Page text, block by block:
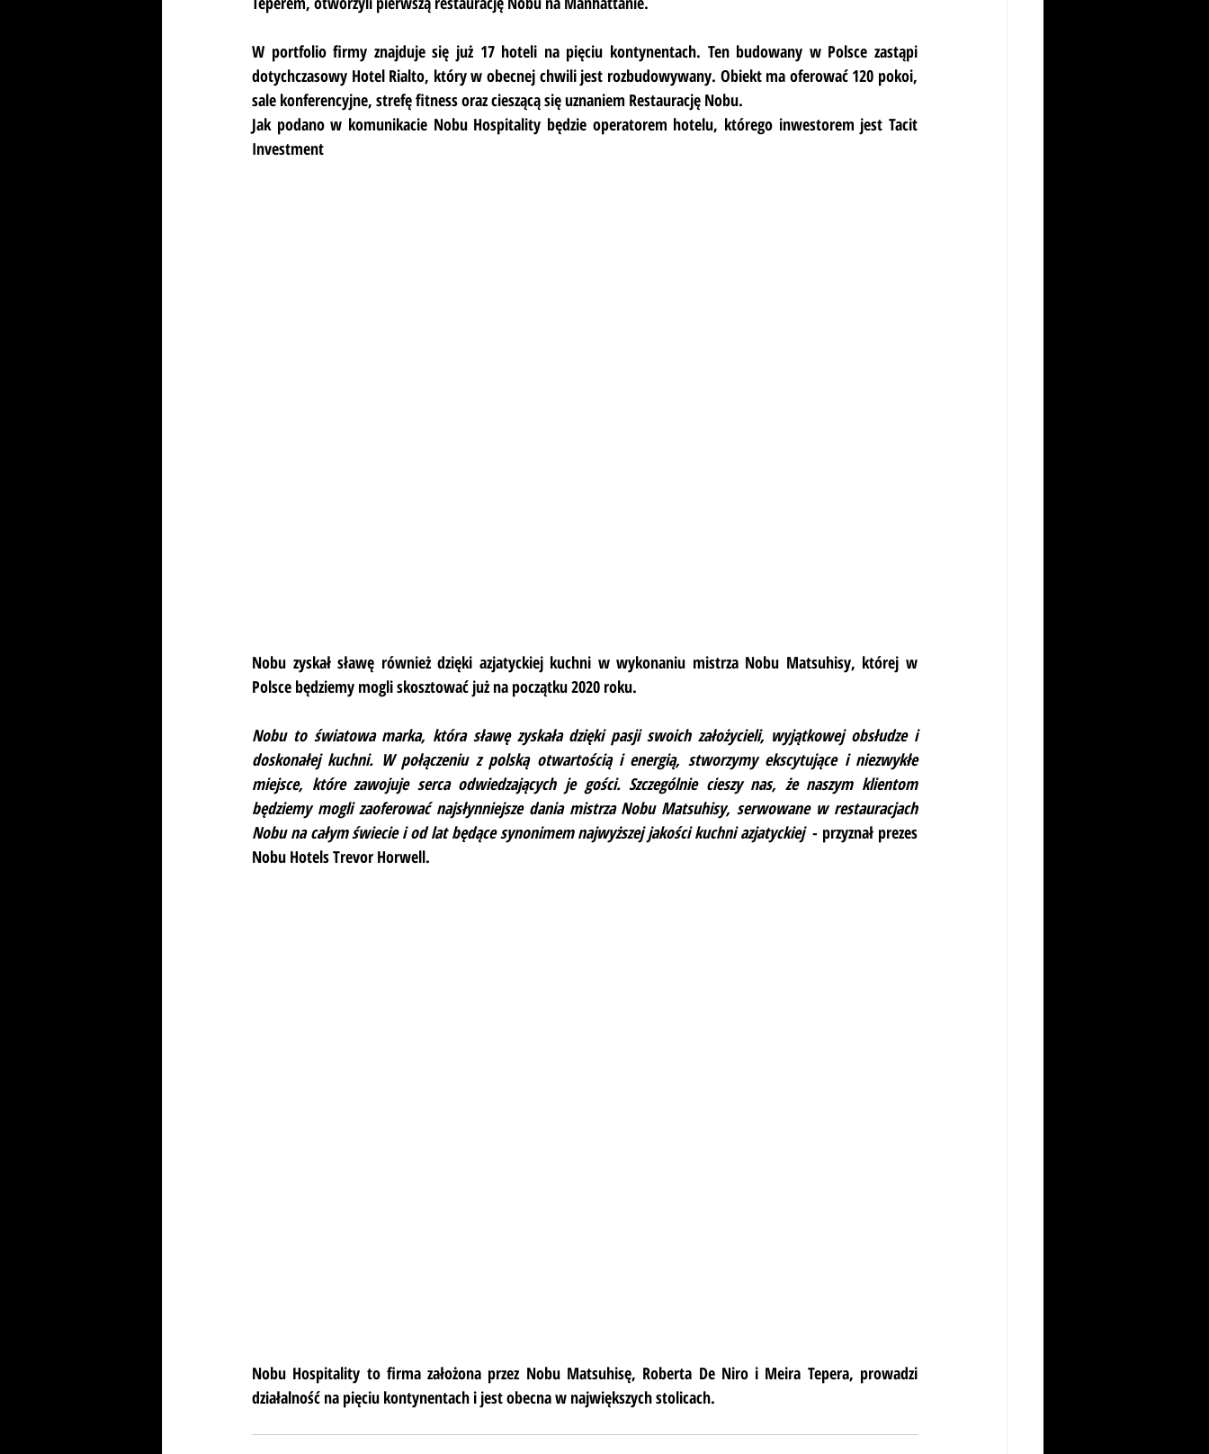
W portfolio firmy znajduje się już 17 hoteli na pięciu kontynentach. Ten budowany w Polsce zastąpi
dotychczasowy Hotel Rialto, który w obecnej chwili jest rozbudowywany. Obiekt ma oferować 120 pokoi,
sale konferencyjne, strefę fitness oraz cieszącą się uznaniem Restaurację Nobu.
Jak podano w komunikacie Nobu Hospitality będzie operatorem hotelu, którego inwestorem jest Tacit
Investment
Nobu zyskał sławę również dzięki azjatyckiej kuchni w wykonaniu mistrza Nobu Matsuhisy, której w
Polsce będziemy mogli skosztować już na początku 2020 roku.
Nobu to światowa marka, która sławę zyskała dzięki pasji swoich założycieli, wyjątkowej obsłudze i
doskonałej kuchni. W połączeniu z polską otwartością i energią, stworzymy ekscytujące i niezwykłe
miejsce, które zawojuje serca odwiedzających je gości. Szczególnie cieszy nas, że naszym klientom
będziemy mogli zaoferować najsłynniejsze dania mistrza Nobu Matsuhisy, serwowane w restauracjach
Nobu na całym świecie i od lat będące synonimem najwyższej jakości kuchni azjatyckiej - przyznał prezes
Nobu Hotels Trevor Horwell.
Nobu Hospitality to firma założona przez Nobu Matsuhisę, Roberta De Niro i Meira Tepera, prowadzi
działalność na pięciu kontynentach i jest obecna w największych stolicach.